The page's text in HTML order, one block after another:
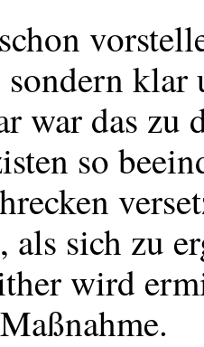
klar
war das zu
so
als sich zu
wird